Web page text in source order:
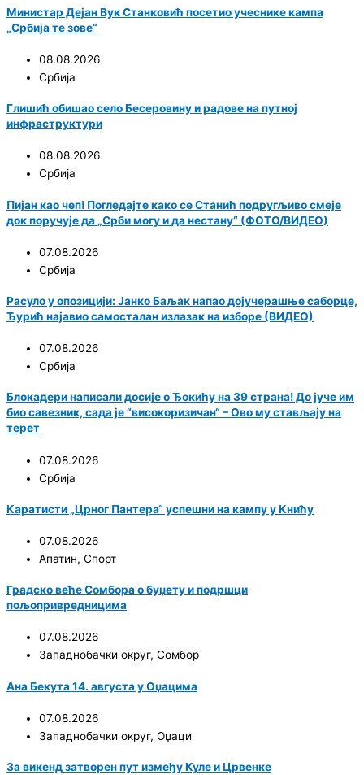
Министар Дејан Вук Станковић посетио учеснике кампа
„Србија те зове“
08.08.2026
Србија
Глишић обишао село Бесеровину и радове на путној
инфраструктури
08.08.2026
Србија
Пијан као чеп! Погледајте како се Станић подругљиво смеје
док поручује да „Срби могу и да нестану“ (ФОТО/ВИДЕО)
07.08.2026
Србија
Расуло у опозицији: Јанко Баљак напао дојучерашње саборце,
Ђурић најавио самосталан излазак на изборе (ВИДЕО)
07.08.2026
Србија
Блокадери написали досије о Ђокићу на 39 страна! До јуче им
био савезник, сада је “високоризичан“ – Ово му стављају на
терет
07.08.2026
Србија
Каратисти „Црног Пантера“ успешни на кампу у Книћу
07.08.2026
Апатин, Спорт
Градско веће Сомбора о буџету и подршци
пољопривредницима
07.08.2026
Западнобачки округ, Сомбор
Ана Бекута 14. августа у Оџацима
07.08.2026
Западнобачки округ, Оџаци
За викенд затворен пут између Куле и Црвенке